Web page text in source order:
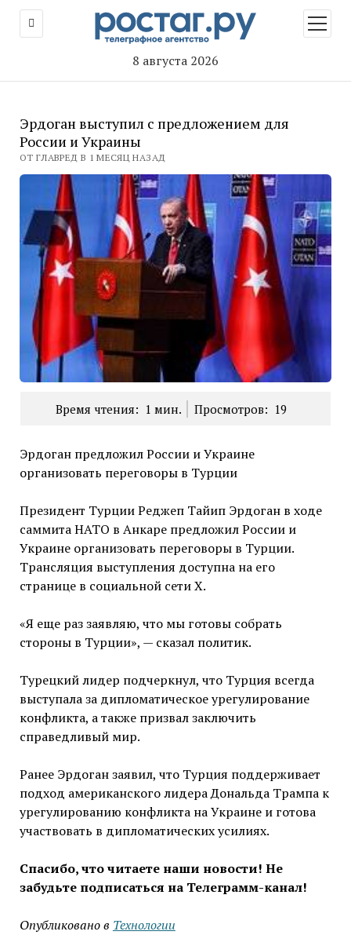
8 августа 2026
меню
Эрдоган выступил с предложением для
России и Украины
ОТ ГЛАВРЕД В 1 МЕСЯЦ НАЗАД
Время чтения: 1 мин. Просмотров: 19
Эрдоган предложил России и Украине
организовать переговоры в Турции
Президент Турции Реджеп Тайип Эрдоган в ходе
саммита НАТО в Анкаре предложил России и
Украине организовать переговоры в Турции.
Трансляция выступления доступна на его
странице в социальной сети X.
«Я еще раз заявляю, что мы готовы собрать
стороны в Турции», — сказал политик.
Турецкий лидер подчеркнул, что Турция всегда
выступала за дипломатическое урегулирование
конфликта, а также призвал заключить
справедливый мир.
Ранее Эрдоган заявил, что Турция поддерживает
подход американского лидера Дональда Трампа к
урегулированию конфликта на Украине и готова
участвовать в дипломатических усилиях.
Спасибо, что читаете наши новости! Не
забудьте подписаться на Телеграмм-канал!
Опубликовано в Технологии